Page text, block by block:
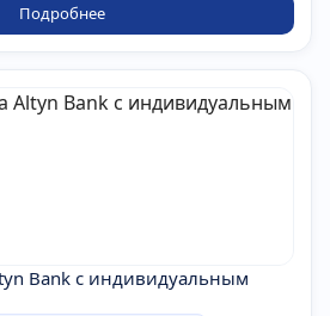
Подробнее
Bank с индивидуальным